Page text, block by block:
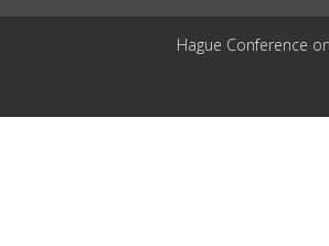
Hague Conference